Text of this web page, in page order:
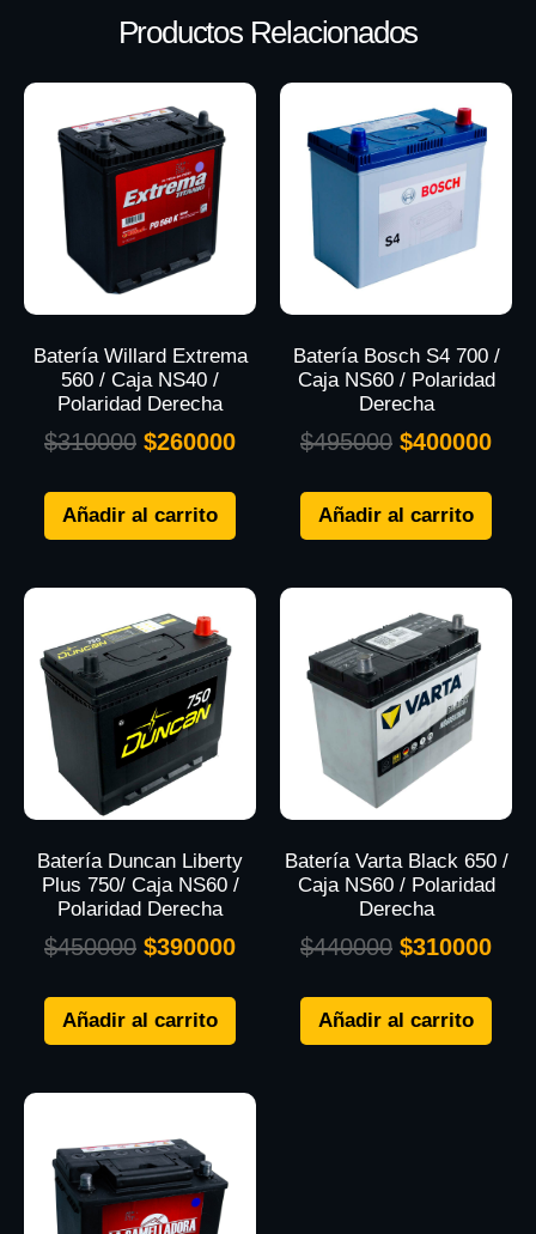
Productos Relacionados
Batería Willard Extrema
560 / Caja NS40 /
Polaridad Derecha
$310000 $260000
Añadir al carrito
Batería Bosch S4 700 /
Caja NS60 / Polaridad
Derecha
$495000 $400000
Añadir al carrito
Batería Duncan Liberty
Plus 750/ Caja NS60 /
Polaridad Derecha
$450000 $390000
Añadir al carrito
Batería Varta Black 650 /
Caja NS60 / Polaridad
Derecha
$440000 $310000
Añadir al carrito